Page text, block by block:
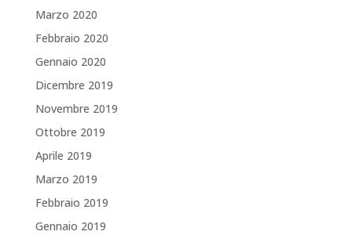
Marzo 2020
Febbraio 2020
Gennaio 2020
Dicembre 2019
Novembre 2019
Ottobre 2019
Aprile 2019
Marzo 2019
Febbraio 2019
Gennaio 2019